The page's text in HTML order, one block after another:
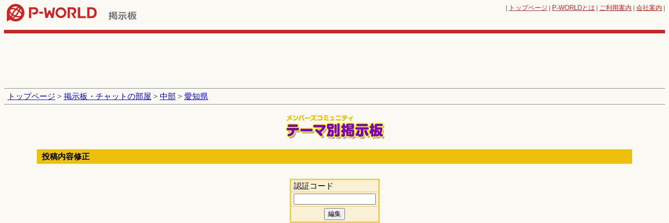
| トップページ | P-WORLDとは | ご利用案内 | 会社案内 |
トップページ > 掲示板・チャットの部屋 > 中部 > 愛知県
投稿内容修正
認証コード